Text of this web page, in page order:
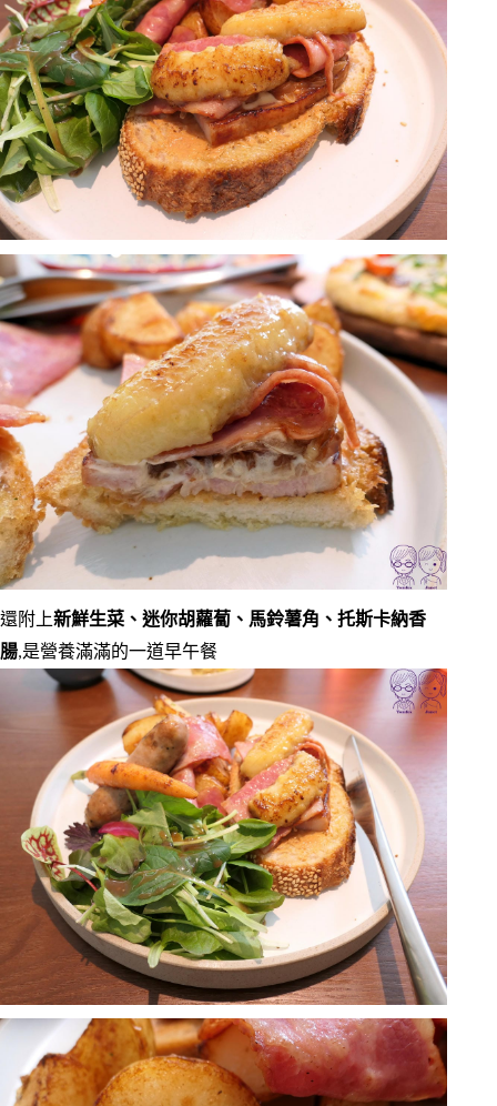
還附上新鮮生菜、迷你胡蘿蔔、馬鈴薯角、托斯卡納香
腸,是營養滿滿的一道早午餐